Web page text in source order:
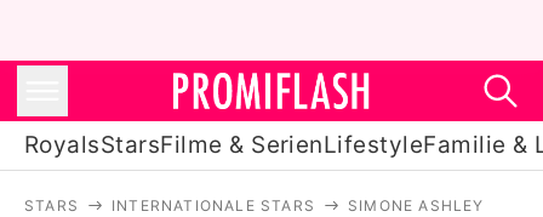
RoyalsStarsFilme & SerienLifestyleFamilie &
STARS INTERNATIONALE STARS SIMONE ASHLEY